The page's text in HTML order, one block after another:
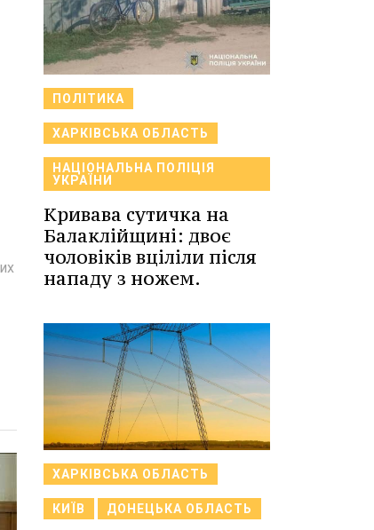
ПОЛІТИКА
ХАРКІВСЬКА ОБЛАСТЬ
НАЦІОНАЛЬНА ПОЛІЦІЯ
УКРАЇНИ
Кривава сутичка на
Балаклійщині: двоє
чоловіків вціліли після
нападу з ножем.
ХАРКІВСЬКА ОБЛАСТЬ
КИЇВ ДОНЕЦЬКА ОБЛАСТЬ